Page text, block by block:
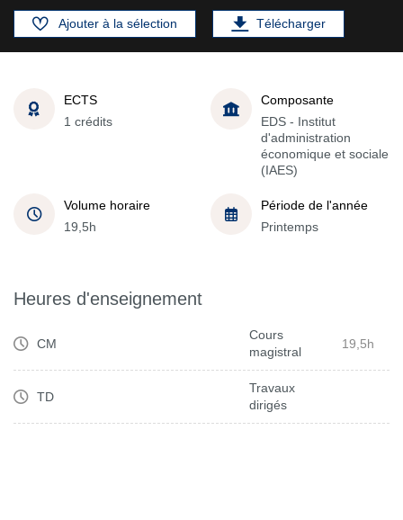
Ajouter à la sélection Télécharger
ECTS
1 crédits
Composante
EDS - Institut
d'administration
économique et sociale
(IAES)
Volume horaire
19,5h
Période de l'année
Printemps
Heures d'enseignement
CM
Cours
magistral
19,5h
TD
Travaux
dirigés